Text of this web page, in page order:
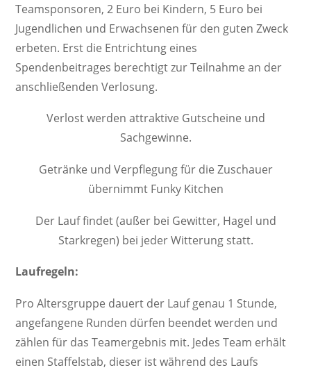
Teamsponsoren, 2 Euro bei Kindern, 5 Euro bei
Jugendlichen und Erwachsenen für den guten Zweck
erbeten. Erst die Entrichtung eines
Spendenbeitrages berechtigt zur Teilnahme an der
anschließenden Verlosung.
Verlost werden attraktive Gutscheine und
Sachgewinne.
Getränke und Verpflegung für die Zuschauer
übernimmt Funky Kitchen
Der Lauf findet (außer bei Gewitter, Hagel und
Starkregen) bei jeder Witterung statt.
Laufregeln:
Pro Altersgruppe dauert der Lauf genau 1 Stunde,
angefangene Runden dürfen beendet werden und
zählen für das Teamergebnis mit. Jedes Team erhält
einen Staffelstab, dieser ist während des Laufs